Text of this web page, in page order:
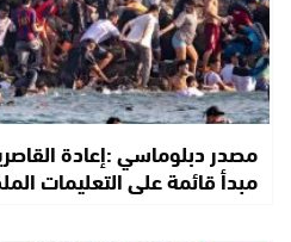
مصدر دبلوماسي :إعادة
مبدأ قائمة على التعليمات